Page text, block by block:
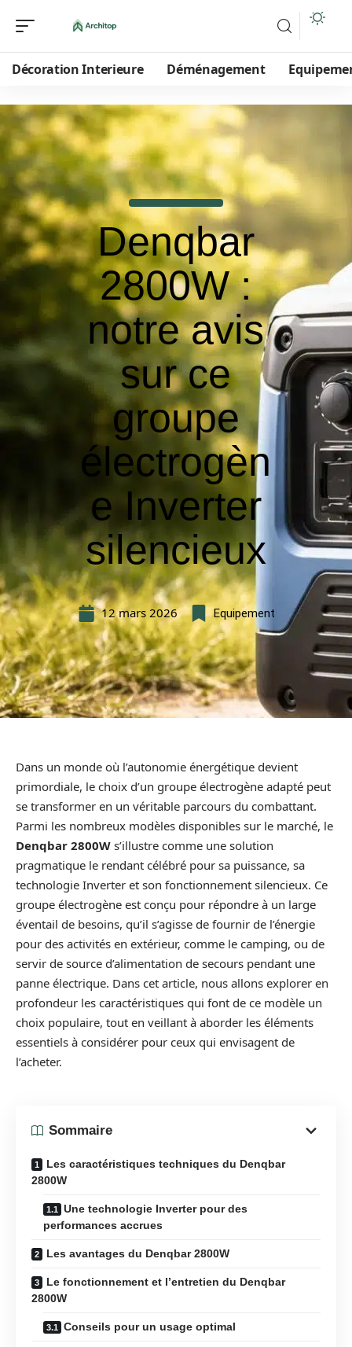
Décoration Interieure Déménagement
Denqbar
2800W :
notre avis
sur ce
groupe
électrogèn
e Inverter
silencieux
12 mars 2026 Equipement
Dans un monde où l’autonomie énergétique devient
primordiale, le choix d’un groupe électrogène adapté peut
se transformer en un véritable parcours du combattant.
Parmi les nombreux modèles disponibles sur le marché, le
Denqbar 2800W s’illustre comme une solution
pragmatique le rendant célébré pour sa puissance, sa
technologie Inverter et son fonctionnement silencieux. Ce
groupe électrogène est conçu pour répondre à un large
éventail de besoins, qu’il s’agisse de fournir de l’énergie
pour des activités en extérieur, comme le camping, ou de
servir de source d’alimentation de secours pendant une
panne électrique. Dans cet article, nous allons explorer en
profondeur les caractéristiques qui font de ce modèle un
choix populaire, tout en veillant à aborder les éléments
essentiels à considérer pour ceux qui envisagent de
l’acheter.
Sommaire
Les caractéristiques techniques du Denqbar
2800W
Une technologie Inverter pour des
performances accrues
Les avantages du Denqbar 2800W
Le fonctionnement et l’entretien du Denqbar
2800W
Conseils pour un usage optimal